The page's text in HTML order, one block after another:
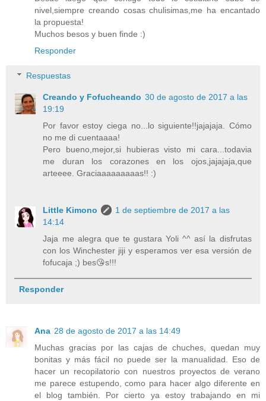
nivel,siempre creando cosas chulisimas,me ha encantado
la propuesta!
Muchos besos y buen finde :)
Responder
Respuestas
Creando y Fofucheando 30 de agosto de 2017 a las
19:19
Por favor estoy ciega no...lo siguiente!!jajajaja. Cómo
no me di cuentaaaa!
Pero bueno,mejor,si hubieras visto mi cara...todavia
me duran los corazones en los ojos,jajajaja,que
arteeee. Graciaaaaaaaaas!! :)
Little Kimono
1 de septiembre de 2017 a las
14:14
Jaja me alegra que te gustara Yoli ^^ así la disfrutas
con los Winchester jiji y esperamos ver esa versión de
fofucaja ;) bes😘s!!!
Responder
Ana 28 de agosto de 2017 a las 14:49
Muchas gracias por las cajas de chuches, quedan muy
bonitas y más fácil no puede ser la manualidad. Eso de
hacer un recopilatorio con nuestros proyectos de verano
me parece estupendo, como para hacer algo diferente en
el blog también. Por cierto ya estoy trabajando en mi